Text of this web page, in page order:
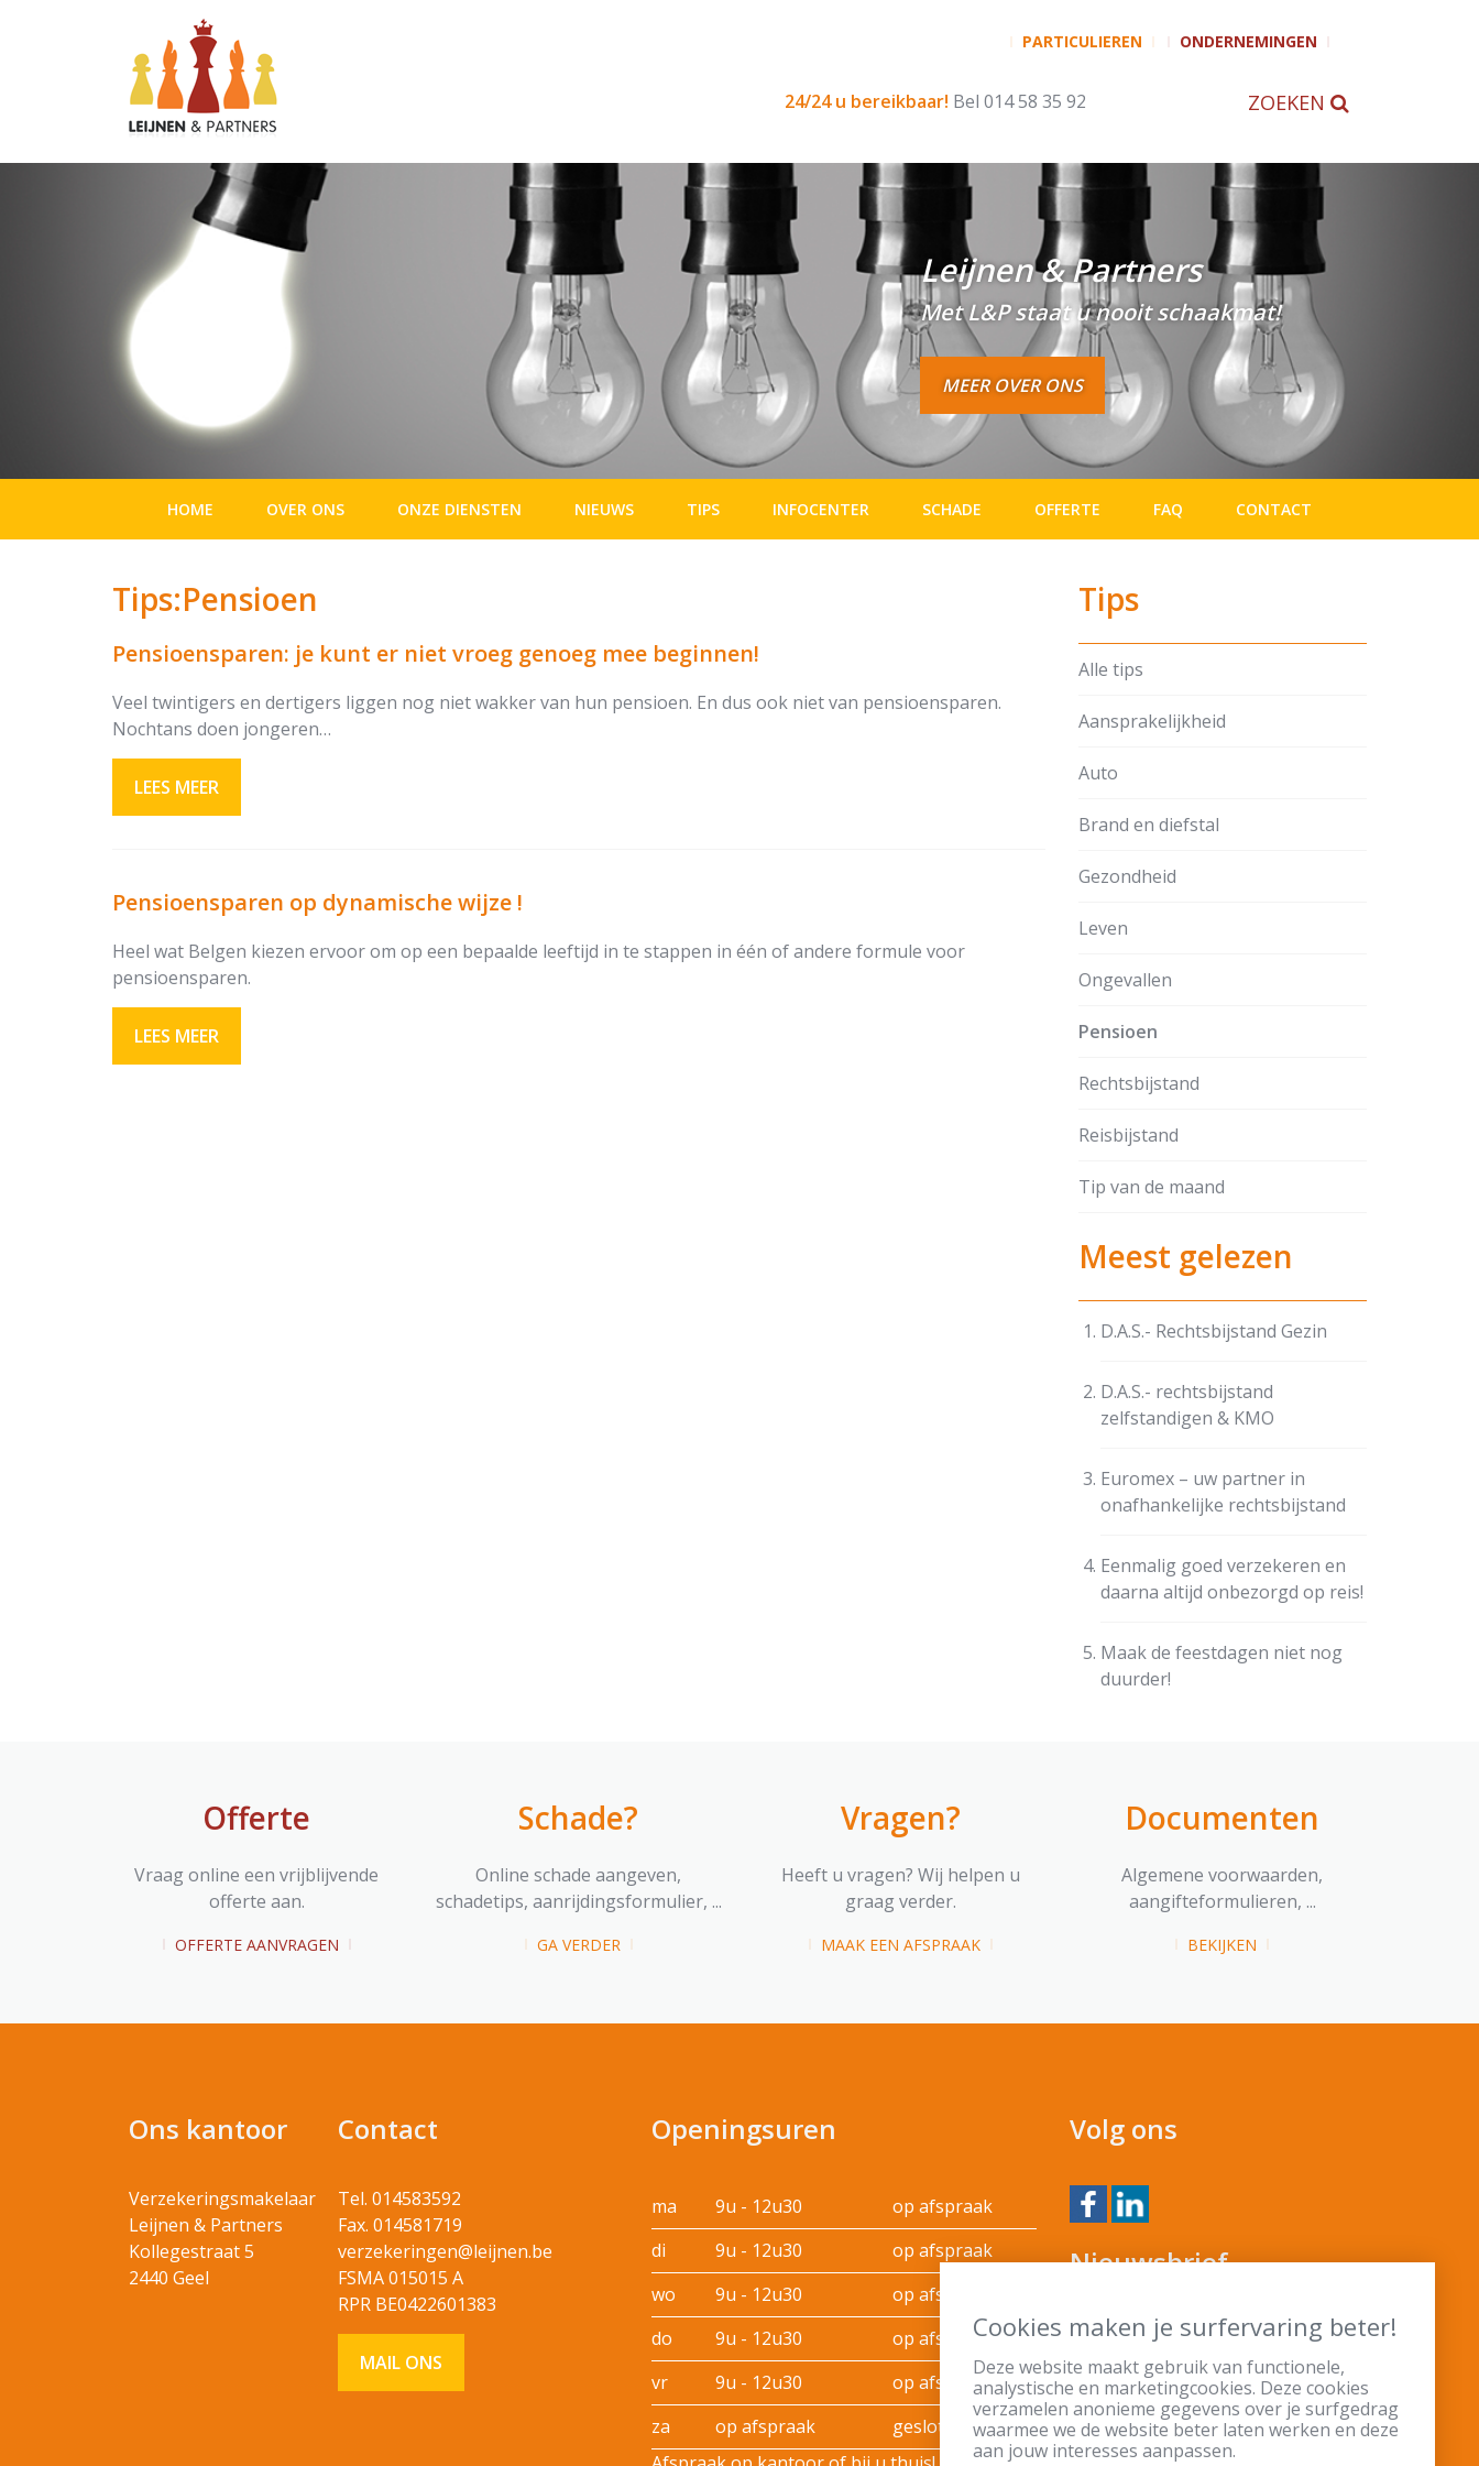
PARTICULIEREN ONDERNEMINGEN
24/24 u bereikbaar! Bel 014 58 35 92 ZOEKEN
Leijnen & Partners
Met L&P staat u nooit schaakmat!
MEER OVER ONS
HOME OVER ONS ONZE DIENSTEN NIEUWS TIPS INFOCENTER SCHADE OFFERTE FAQ CONTACT
Tips:Pensioen
Pensioensparen: je kunt er niet vroeg genoeg mee beginnen!
Veel twintigers en dertigers liggen nog niet wakker van hun pensioen. En dus ook niet van pensioensparen.
Nochtans doen jongeren…
LEES MEER
Pensioensparen op dynamische wijze !
Heel wat Belgen kiezen ervoor om op een bepaalde leeftijd in te stappen in één of andere formule voor
pensioensparen.
LEES MEER
Tips
Alle tips
Aansprakelijkheid
Auto
Brand en diefstal
Gezondheid
Leven
Ongevallen
Pensioen
Rechtsbijstand
Reisbijstand
Tip van de maand
Meest gelezen
D.A.S.- Rechtsbijstand Gezin
D.A.S.- rechtsbijstand
zelfstandigen & KMO
Euromex – uw partner in
onafhankelijke rechtsbijstand
Eenmalig goed verzekeren en
daarna altijd onbezorgd op reis!
Maak de feestdagen niet nog
duurder!
Offerte
Vraag online een vrijblijvende
offerte aan.
OFFERTE AANVRAGEN
Schade?
Online schade aangeven,
schadetips, aanrijdingsformulier, ...
GA VERDER
Vragen?
Heeft u vragen? Wij helpen u
graag verder.
MAAK EEN AFSPRAAK
Documenten
Algemene voorwaarden,
aangifteformulieren, ...
BEKIJKEN
Ons kantoor
Verzekeringsmakelaar
Leijnen & Partners
Kollegestraat 5
2440 Geel
Contact
Tel. 014583592
Fax. 014581719
verzekeringen@leijnen.be
FSMA 015015 A
RPR BE0422601383
MAIL ONS
Openingsuren
ma 9u - 12u30
op afspraak
di
9u - 12u30
op afspraak
wo
9u - 12u30
op afspraak
do
9u - 12u30
op afspraak
vr
9u - 12u30
op afspraak
za
op afspraak
gesloten
Volg ons
Nieuwsbrief
Ik heb deprivacy policy
gelezen en ga hiermee
akkoord.
Cookies maken je surfervaring beter!
Deze website maakt gebruik van functionele,
analystische en marketingcookies. Deze cookies
verzamelen anonieme gegevens over je surfgedrag
waarmee we de website beter laten werken en deze
aan jouw interesses aanpassen.